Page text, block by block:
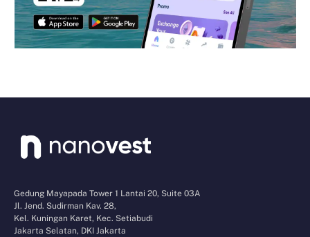
Gedung Mayapada Tower 1 Lantai 20, Suite 03A
Jl. Jend. Sudirman Kav. 28,
Kel. Kuningan Karet, Kec. Setiabudi
Jakarta Selatan, DKI Jakarta